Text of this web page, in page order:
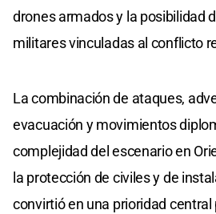
drones armados y la posibilidad
militares vinculadas al conflicto
La combinación de ataques,
evacuación y movimientos
complejidad del escenario en
la protección de civiles y de
convirtió en una prioridad